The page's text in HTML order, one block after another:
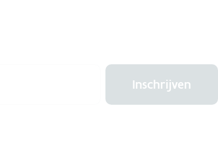
Inschrijven